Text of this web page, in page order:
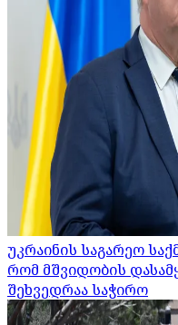
უკრაინის საგარეო
რომ მშვიდობის
შეხვედრაა საჭირო